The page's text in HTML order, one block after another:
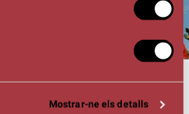
Mostrar-ne els detalls